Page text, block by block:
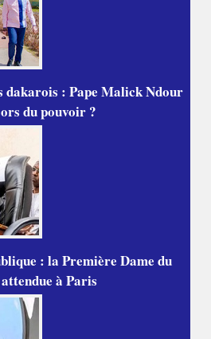
dakarois : Pape Malick Ndour
du pouvoir ?
: la Première Dame du
à Paris